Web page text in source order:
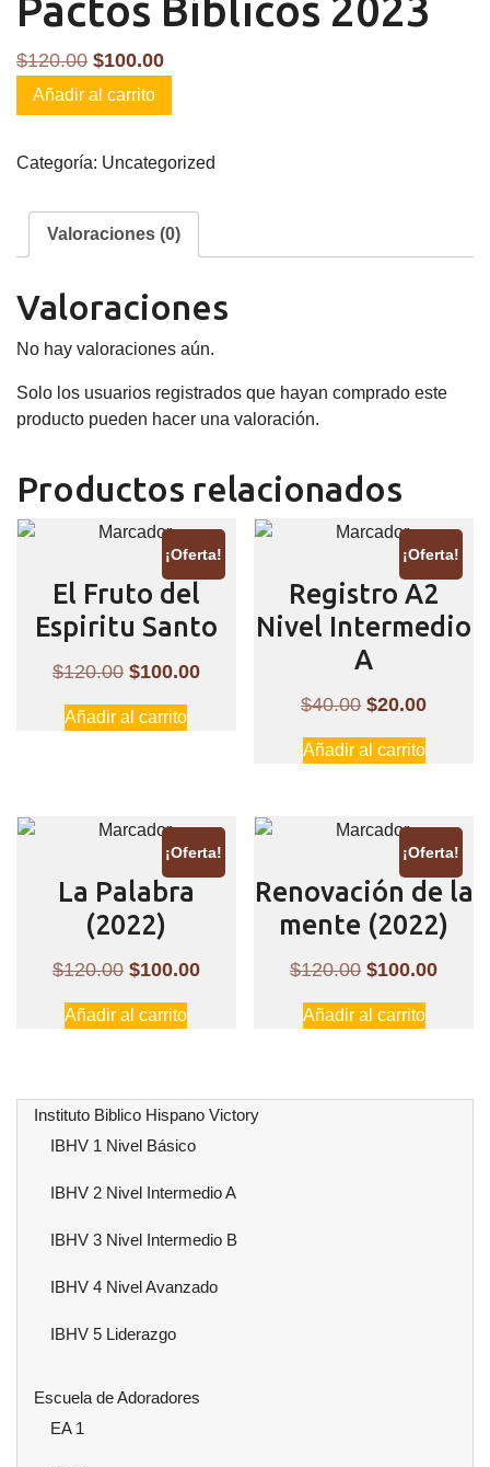
Pactos Bíblicos 2023
$120.00 El
precio
original
$120.00.
$100.00El
actual
$100.00.
Pactos
Bíblicos
cantidad
Añadir al carrito
Categoría: Uncategorized
Valoraciones (0)
Valoraciones
No hay valoraciones aún.
Solo los usuarios registrados que hayan comprado este
producto pueden hacer una valoración.
Productos relacionados
¡Oferta!
El Fruto del
Espiritu Santo
$120.00 El
precio
original
$100.00El
Añadir al carrito
¡Oferta!
Registro A2
Nivel Intermedio
A
$40.00 El
precio
original
$40.00.
$20.00El
Añadir al carrito
¡Oferta!
La Palabra
(2022)
$120.00 El
precio
original
$100.00El
Añadir al carrito
¡Oferta!
Renovación de la
mente (2022)
$120.00 El
precio
original
$100.00El
Añadir al carrito
Instituto Biblico Hispano Victory
IBHV 1 Nivel Básico
IBHV 2 Nivel Intermedio A
IBHV 3 Nivel Intermedio B
IBHV 4 Nivel Avanzado
IBHV 5 Liderazgo
Escuela de Adoradores
EA 1